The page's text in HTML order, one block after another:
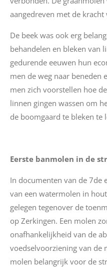
aangedreven met de kracht
De beek was ook erg
behandelen en bleken van
gedurende eeuwen hun
men de weg naar beneden
men zich voorstellen hoe
linnen gingen wassen om
de boomgaard te bleken te
Eerste banmolen in de
In documenten van de 7de
van een watermolen in
gelegen tegenover de
op Zerkingen. Een molen
onafhankelijkheid van de
voedselvoorziening van de
molen belangrijk voor de